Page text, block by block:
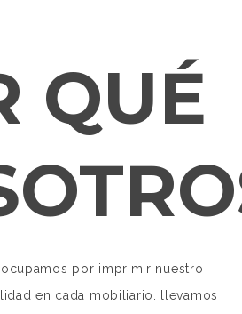
QUÉ
por imprimir nuestro
en cada mobiliario. llevamos